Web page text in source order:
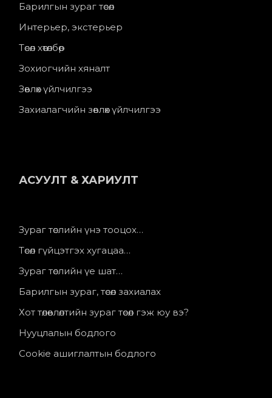
Барилгын зураг төсөл
Интерьер, экстерьер
Төсөл хөтөлбөр
Зохиогчийн хяналт
Зөвлөх үйлчилгээ
Захиалагчийн зөвлөх үйлчилгээ
АСУУЛТ & ХАРИУЛТ
Зураг төслийн үнэ тооцох…
Төсөл гүйцэтгэх хугацаа…
Зураг төслийн үе шат…
Барилгын зураг, төсөл захиалах
Хот төлөвлөлтийн зураг төсөл гэж юу вэ?
Нууцлалын бодлого
Cookie ашиглалтын бодлого